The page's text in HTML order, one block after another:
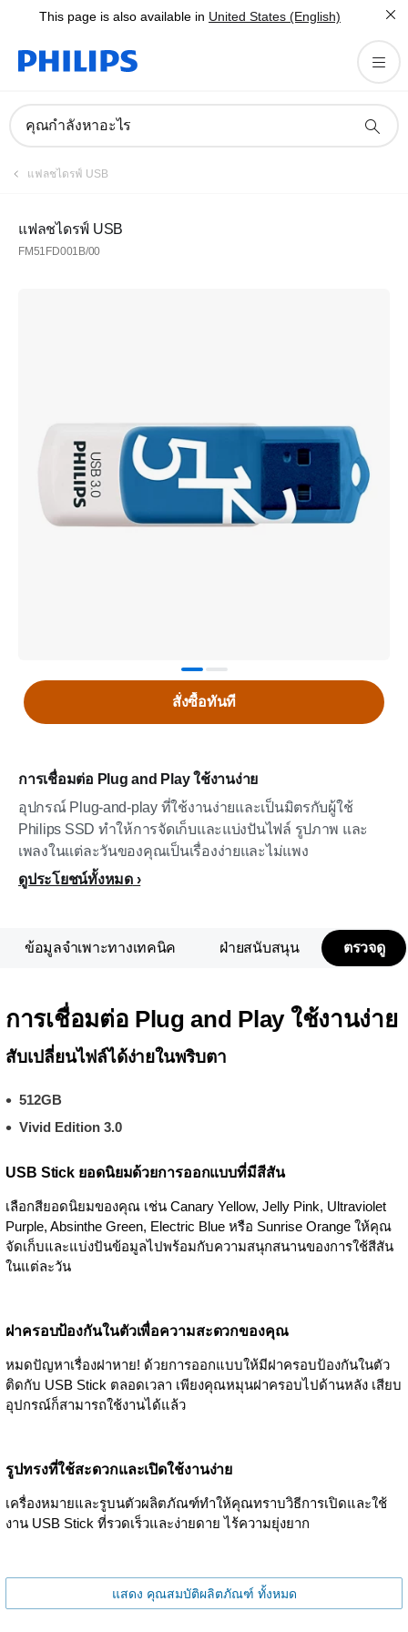
This page is also available in United States (English)
คุณกำลังหาอะไร
แฟลชไดรฟ์ USB
แฟลชไดรฟ์ USB
FM51FD001B/00
การเชื่อมต่อ Plug and Play ใช้งานง่าย
อุปกรณ์ Plug-and-play ที่ใช้งานง่ายและเป็นมิตรกับผู้ใช้
Philips SSD ทำให้การจัดเก็บและแบ่งปันไฟล์ รูปภาพ และ
เพลงในแต่ละวันของคุณเป็นเรื่องง่ายและไม่แพง
ดูประโยชน์ทั้งหมด
สั่งซื้อทันที
ข้อมูลจำเพาะทางเทคนิค ฝ่ายสนับสนุน ตรวจดู
การเชื่อมต่อ Plug and Play ใช้งานง่าย
สับเปลี่ยนไฟล์ได้ง่ายในพริบตา
512GB
Vivid Edition 3.0
USB Stick ยอดนิยมด้วยการออกแบบที่มีสีสัน
เลือกสียอดนิยมของคุณ เช่น Canary Yellow, Jelly Pink, Ultraviolet
Purple, Absinthe Green, Electric Blue หรือ Sunrise Orange ให้คุณ
จัดเก็บและแบ่งปันข้อมูลไปพร้อมกับความสนุกสนานของการใช้สีสัน
ในแต่ละวัน
ฝาครอบป้องกันในตัวเพื่อความสะดวกของคุณ
หมดปัญหาเรื่องฝาหาย! ด้วยการออกแบบให้มีฝาครอบป้องกันในตัว
ติดกับ USB Stick ตลอดเวลา เพียงคุณหมุนฝาครอบไปด้านหลัง เสียบ
อุปกรณ์ก็สามารถใช้งานได้แล้ว
รูปทรงที่ใช้สะดวกและเปิดใช้งานง่าย
เครื่องหมายและรูบนตัวผลิตภัณฑ์ทำให้คุณทราบวิธีการเปิดและใช้
งาน USB Stick ที่รวดเร็วและง่ายดาย ไร้ความยุ่งยาก
แสดง คุณสมบัติผลิตภัณฑ์ ทั้งหมด